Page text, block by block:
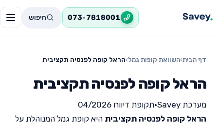
073-7818001 חיפוש
דף הבית›השוואת קופות גמל›הראל קופה לפנסיה תקציבית
הראל קופה לפנסיה תקציבית
מערכת Savey •תקופת דיווח 04/2026
הראל קופה לפנסיה תקציבית היא קופת גמל המנוהלת על